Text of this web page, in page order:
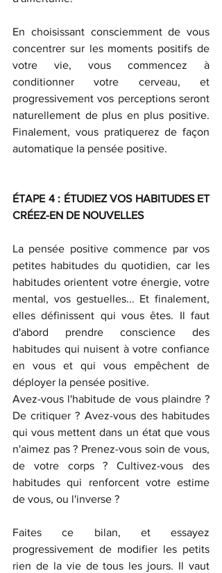
En choisissant consciemment de vous
concentrer sur les moments positifs de
votre vie, vous commencez à
conditionner votre cerveau, et
progressivement vos perceptions seront
naturellement de plus en plus positive.
Finalement, vous pratiquerez de façon
automatique la pensée positive.
ÉTAPE 4 : ÉTUDIEZ VOS HABITUDES ET
CRÉEZ-EN DE NOUVELLES
La pensée positive commence par vos
petites habitudes du quotidien, car les
habitudes orientent votre énergie, votre
mental, vos gestuelles... Et finalement,
elles définissent qui vous êtes. Il faut
d'abord prendre conscience des
habitudes qui nuisent à votre confiance
en vous et qui vous empêchent de
déployer la pensée positive.
Avez-vous l'habitude de vous plaindre ?
De critiquer ? Avez-vous des habitudes
qui vous mettent dans un état que vous
n'aimez pas ? Prenez-vous soin de vous,
de votre corps ? Cultivez-vous des
habitudes qui renforcent votre estime
de vous, ou l'inverse ?
Faites ce bilan, et essayez
progressivement de modifier les petits
rien de la vie de tous les jours. Il vaut